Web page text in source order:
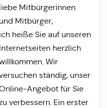
liebe Mitbürgerinnen
und Mitbürger,
ich heiße Sie auf unseren
Internetseiten herzlich
Wir
ständig, unser
Angebot für Sie
verbessern. Ein erster